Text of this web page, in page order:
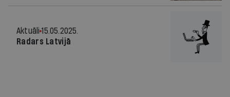
Aktuāli 15.05.2025.
Radars Latvijā